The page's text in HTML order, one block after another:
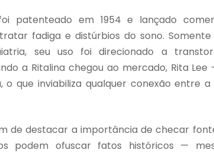
patenteado em 1954 e lançado
fadiga e distúrbios do sono.
seu uso foi direcionado a
a Ritalina chegou ao mercado, Rita
o que inviabiliza qualquer conexão entre
de destacar a importância de checar
podem ofuscar fatos históricos —